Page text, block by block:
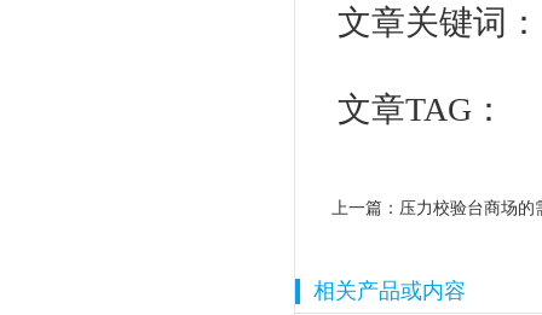
文章关键词
文章TAG：
上一篇： 压力校验台商场的
相关产品或内容